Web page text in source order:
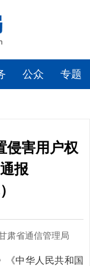
公众 专题
侵害用户权
报
肃省通信管理局
《中华人民共和国